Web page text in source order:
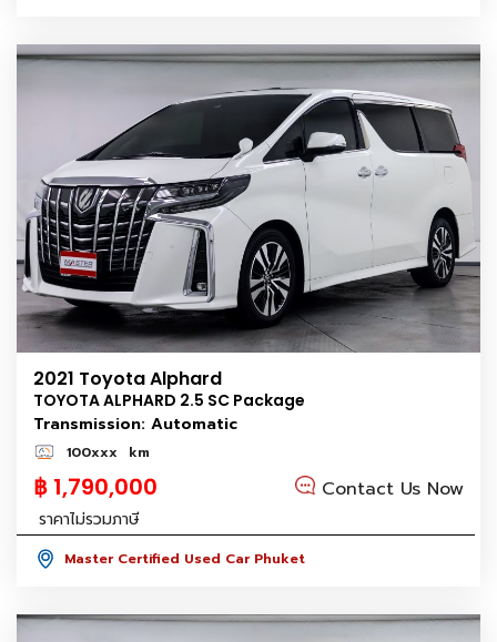
2021 Toyota Alphard
TOYOTA ALPHARD 2.5 SC Package
Transmission: Automatic
100xxx km
฿ 1,790,000 Contact Us Now
ราคาไม่รวมภาษี
Master Certified Used Car Phuket